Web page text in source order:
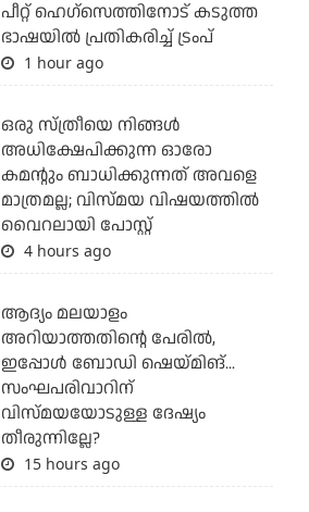
പീറ്റ് ഹെഗ്‌സെത്തിനോട് കടുത്ത
ഭാഷയില്‍ പ്രതികരിച്ച് ട്രംപ്
1 hour ago
ഒരു സ്ത്രീയെ നിങ്ങള്‍
അധിക്ഷേപിക്കുന്ന ഓരോ
കമന്റും ബാധിക്കുന്നത് അവളെ
മാത്രമല്ല; വിസ്മയ വിഷയത്തില്‍
വൈറലായി പോസ്റ്റ്
4 hours ago
ആദ്യം മലയാളം
അറിയാത്തതിന്റെ പേരില്‍,
ഇപ്പോള്‍ ബോഡി ഷെയ്മിങ്...
സംഘപരിവാറിന്
വിസ്മയയോടുള്ള ദേഷ്യം
തീരുന്നില്ലേ?
15 hours ago